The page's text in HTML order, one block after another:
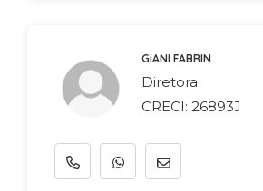
GiANI FABRIN
Diretora
CRECI: 26893J